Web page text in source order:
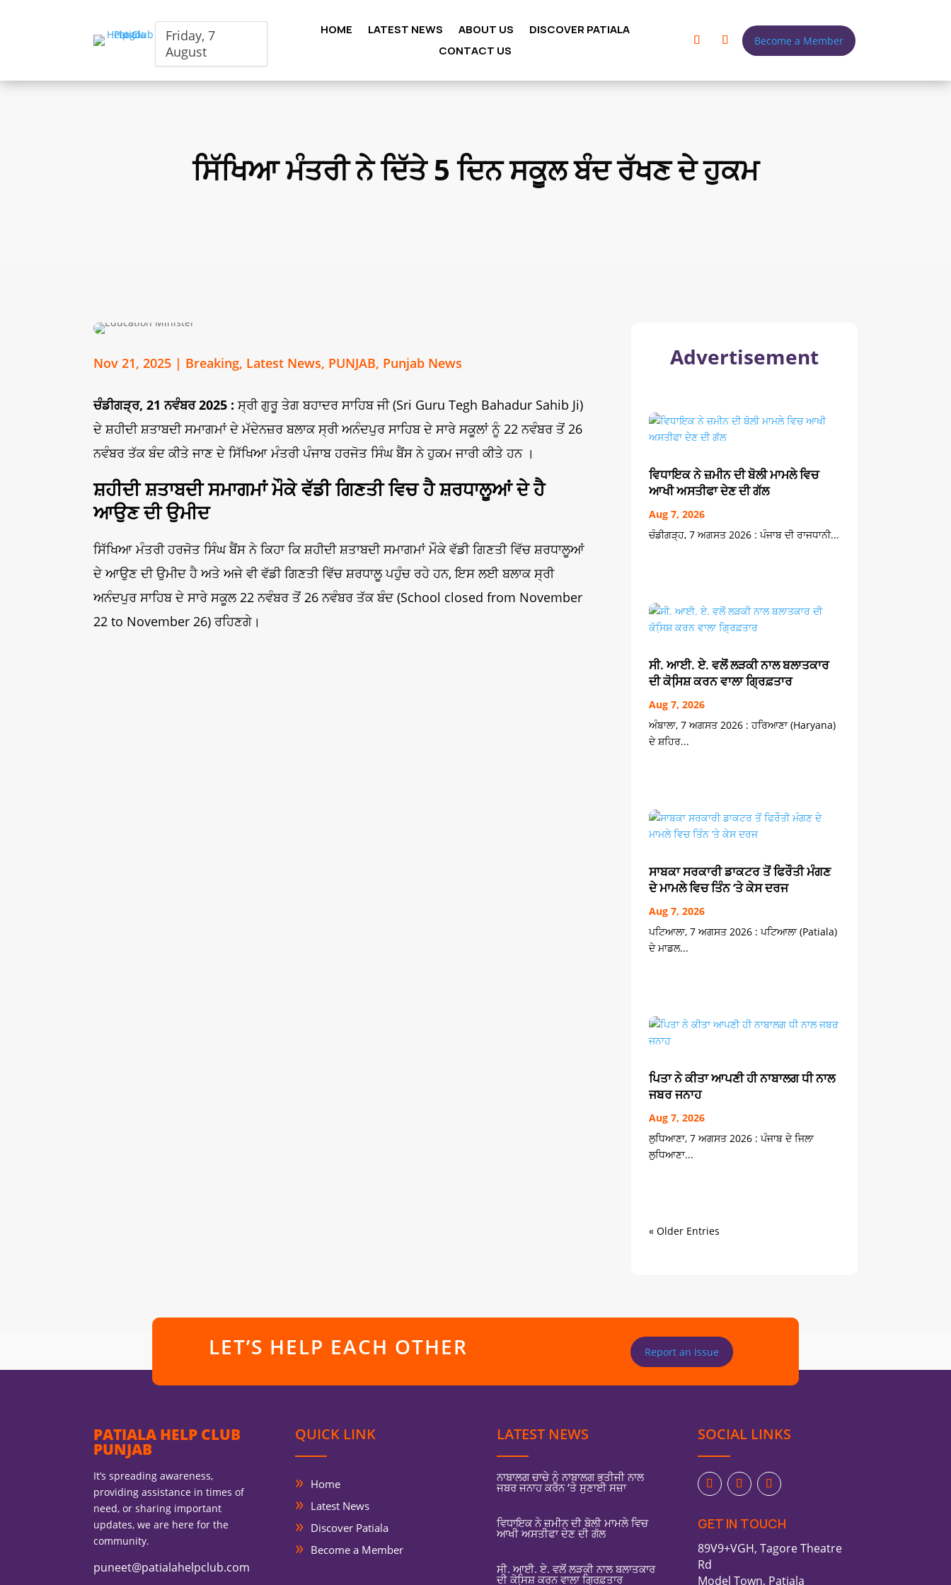
Friday, 7
August
HOME LATEST NEWS ABOUT US
DISCOVER PATIALA
CONTACT US
Become a Member
ਸਿੱਖਿਆ ਮੰਤਰੀ ਨੇ ਦਿੱਤੇ 5 ਦਿਨ ਸਕੂਲ ਬੰਦ ਰੱਖਣ ਦੇ ਹੁਕਮ
Nov 21, 2025 | Breaking, Latest News, PUNJAB, Punjab News
ਚੰਡੀਗੜ੍ਰ, 21 ਨਵੰਬਰ 2025 : ਸ੍ਰੀ ਗੁਰੂ ਤੇਗ ਬਹਾਦਰ ਸਾਹਿਬ ਜੀ (Sri Guru Tegh Bahadur Sahib Ji)
ਦੇ ਸ਼ਹੀਦੀ ਸ਼ਤਾਬਦੀ ਸਮਾਗਮਾਂ ਦੇ ਮੱਦੇਨਜ਼ਰ ਬਲਾਕ ਸ੍ਰੀ ਅਨੰਦਪੁਰ ਸਾਹਿਬ ਦੇ ਸਾਰੇ ਸਕੂਲਾਂ ਨੂੰ 22 ਨਵੰਬਰ ਤੋਂ 26
ਨਵੰਬਰ ਤੱਕ ਬੰਦ ਕੀਤੇ ਜਾਣ ਦੇ ਸਿੱਖਿਆ ਮੰਤਰੀ ਪੰਜਾਬ ਹਰਜੋਤ ਸਿੰਘ ਬੈਂਸ ਨੇ ਹੁਕਮ ਜਾਰੀ ਕੀਤੇ ਹਨ ।
ਸ਼ਹੀਦੀ ਸ਼ਤਾਬਦੀ ਸਮਾਗਮਾਂ ਮੌਕੇ ਵੱਡੀ ਗਿਣਤੀ ਵਿਚ ਹੈ ਸ਼ਰਧਾਲੂਆਂ ਦੇ ਹੈ
ਆਉਣ ਦੀ ਉਮੀਦ
ਸਿੱਖਿਆ ਮੰਤਰੀ ਹਰਜੋਤ ਸਿੰਘ ਬੈਂਸ ਨੇ ਕਿਹਾ ਕਿ ਸ਼ਹੀਦੀ ਸ਼ਤਾਬਦੀ ਸਮਾਗਮਾਂ ਮੌਕੇ ਵੱਡੀ ਗਿਣਤੀ ਵਿੱਚ ਸ਼ਰਧਾਲੂਆਂ
ਦੇ ਆਉਣ ਦੀ ਉਮੀਦ ਹੈ ਅਤੇ ਅਜੇ ਵੀ ਵੱਡੀ ਗਿਣਤੀ ਵਿੱਚ ਸ਼ਰਧਾਲੂ ਪਹੁੰਚ ਰਹੇ ਹਨ, ਇਸ ਲਈ ਬਲਾਕ ਸ੍ਰੀ
ਅਨੰਦਪੁਰ ਸਾਹਿਬ ਦੇ ਸਾਰੇ ਸਕੂਲ 22 ਨਵੰਬਰ ਤੋਂ 26 ਨਵੰਬਰ ਤੱਕ ਬੰਦ (School closed from November
22 to November 26) ਰਹਿਣਗੇ।
Advertisement
ਵਿਧਾਇਕ ਨੇ ਜ਼ਮੀਨ ਦੀ ਬੋਲੀ ਮਾਮਲੇ ਵਿਚ
ਆਖੀ ਅਸਤੀਫਾ ਦੇਣ ਦੀ ਗੱਲ
Aug 7, 2026
ਚੰਡੀਗੜ੍ਹ, 7 ਅਗਸਤ 2026 : ਪੰਜਾਬ ਦੀ ਰਾਜਧਾਨੀ...
ਸੀ. ਆਈ. ਏ. ਵਲੋਂ ਲੜਕੀ ਨਾਲ ਬਲਾਤਕਾਰ
ਦੀ ਕੋਸਿ਼ਸ਼ ਕਰਨ ਵਾਲਾ ਗ੍ਰਿਫ਼ਤਾਰ
Aug 7, 2026
ਅੰਬਾਲਾ, 7 ਅਗਸਤ 2026 : ਹਰਿਆਣਾ (Haryana)
ਦੇ ਸ਼ਹਿਰ...
ਸਾਬਕਾ ਸਰਕਾਰੀ ਡਾਕਟਰ ਤੋਂ ਫਿਰੌਤੀ ਮੰਗਣ
ਦੇ ਮਾਮਲੇ ਵਿਚ ਤਿੰਨ ‘ਤੇ ਕੇਸ ਦਰਜ
Aug 7, 2026
ਪਟਿਆਲਾ, 7 ਅਗਸਤ 2026 : ਪਟਿਆਲਾ (Patiala)
ਦੇ ਮਾਡਲ...
ਪਿਤਾ ਨੇ ਕੀਤਾ ਆਪਣੀ ਹੀ ਨਾਬਾਲਗ ਧੀ ਨਾਲ
ਜਬਰ ਜਨਾਹ
Aug 7, 2026
ਲੁਧਿਆਣਾ, 7 ਅਗਸਤ 2026 : ਪੰਜਾਬ ਦੇ ਜਿਲਾ
ਲੁਧਿਆਣਾ...
« Older Entries
LET’S HELP EACH OTHER Report an Issue
PATIALA HELP CLUB
PUNJAB
It’s spreading awareness,
providing assistance in times of
need, or sharing important
updates, we are here for the
community.
puneet@patialahelpclub.com
QUICK LINK
Home
Latest News
Discover Patiala
Become a Member
LATEST NEWS
ਨਾਬਾਲਗ ਚਾਚੇ ਨੂੰ ਨਾਬਾਲਗ ਭਤੀਜੀ ਨਾਲ
ਜਬਰ ਜਨਾਹ ਕਰਨ ‘ਤੇ ਸੁਣਾਈ ਸਜ਼ਾ
ਵਿਧਾਇਕ ਨੇ ਜ਼ਮੀਨ ਦੀ ਬੋਲੀ ਮਾਮਲੇ ਵਿਚ
ਆਖੀ ਅਸਤੀਫਾ ਦੇਣ ਦੀ ਗੱਲ
ਸੀ. ਆਈ. ਏ. ਵਲੋਂ ਲੜਕੀ ਨਾਲ ਬਲਾਤਕਾਰ
ਦੀ ਕੋਸਿ਼ਸ਼ ਕਰਨ ਵਾਲਾ ਗ੍ਰਿਫ਼ਤਾਰ
SOCIAL LINKS
GET IN TOUCH
89V9+VGH, Tagore Theatre
Rd
Model Town, Patiala